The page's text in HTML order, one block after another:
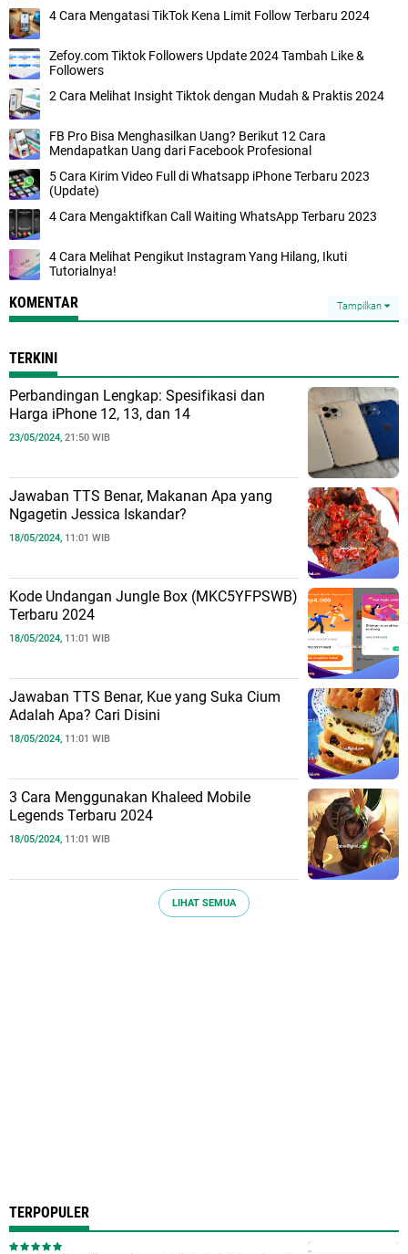
4 Cara Mengatasi TikTok Kena Limit Follow Terbaru 2024
Zefoy.com Tiktok Followers Update 2024 Tambah Like &
Followers
2 Cara Melihat Insight Tiktok dengan Mudah & Praktis 2024
FB Pro Bisa Menghasilkan Uang? Berikut 12 Cara
Mendapatkan Uang dari Facebook Profesional
5 Cara Kirim Video Full di Whatsapp iPhone Terbaru 2023
(Update)
4 Cara Mengaktifkan Call Waiting WhatsApp Terbaru 2023
4 Cara Melihat Pengikut Instagram Yang Hilang, Ikuti
Tutorialnya!
KOMENTAR Tampilkan
TERKINI
Perbandingan Lengkap: Spesifikasi dan
Harga iPhone 12, 13, dan 14
23/05/2024, 21:50 WIB
Jawaban TTS Benar, Makanan Apa yang
Ngagetin Jessica Iskandar?
18/05/2024, 11:01 WIB
Kode Undangan Jungle Box (MKC5YFPSWB)
Terbaru 2024
18/05/2024, 11:01 WIB
Jawaban TTS Benar, Kue yang Suka Cium
Adalah Apa? Cari Disini
18/05/2024, 11:01 WIB
3 Cara Menggunakan Khaleed Mobile
Legends Terbaru 2024
18/05/2024, 11:01 WIB
LIHAT SEMUA
TERPOPULER